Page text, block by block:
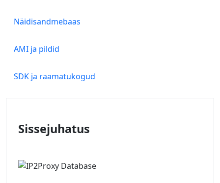
Näidisandmebaas
AMI ja pildid
SDK ja raamatukogud
Sissejuhatus